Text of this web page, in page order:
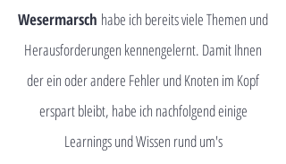
Wesermarsch habe ich bereits viele Themen und
Herausforderungen kennengelernt. Damit Ihnen
der ein oder andere Fehler und Knoten im Kopf
erspart bleibt, habe ich nachfolgend einige
Learnings und Wissen rund um's